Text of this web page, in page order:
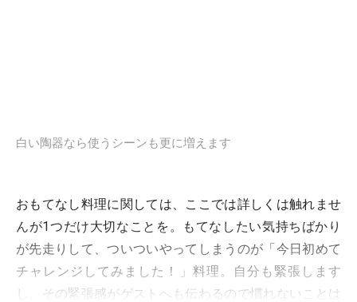
白い陶器なら使うシーンも更に増えます
おもてなし料理に関しては、ここでは詳しくは触れませ
んが1つだけ大切なことを。もてなしたい気持ちばかり
が先走りして、ついついやってしまうのが「今日初めて
チャレンジしてみました！」料理。自分も緊張します
し、その緊張感がゲストへも伝わるので慣れないことは